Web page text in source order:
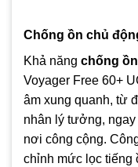
Chống ồn chủ
Khả năng chống
Voyager Free 60+
âm xung quanh, từ
nhân lý tưởng,
nơi công cộng.
chỉnh mức lọc tiếng